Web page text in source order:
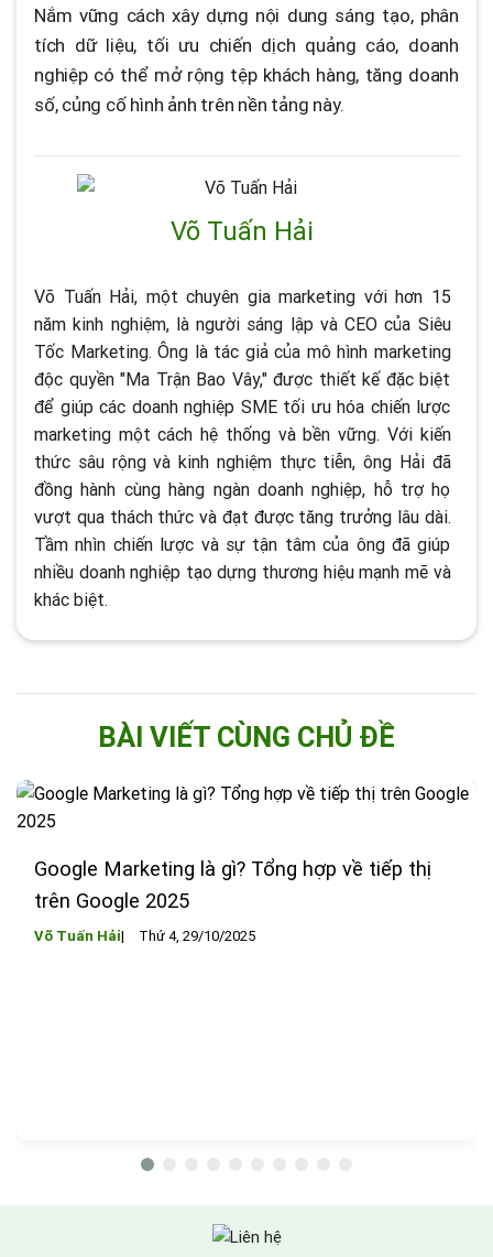
Nắm vững cách xây dựng nội dung sáng tạo, phân
tích dữ liệu, tối ưu chiến dịch quảng cáo, doanh
nghiệp có thể mở rộng tệp khách hàng, tăng doanh
số, củng cố hình ảnh trên nền tảng này.
Võ Tuấn Hải
Võ Tuấn Hải, một chuyên gia marketing với hơn 15
năm kinh nghiệm, là người sáng lập và CEO của Siêu
Tốc Marketing. Ông là tác giả của mô hình marketing
độc quyền "Ma Trận Bao Vây," được thiết kế đặc biệt
để giúp các doanh nghiệp SME tối ưu hóa chiến lược
marketing một cách hệ thống và bền vững. Với kiến
thức sâu rộng và kinh nghiệm thực tiễn, ông Hải đã
đồng hành cùng hàng ngàn doanh nghiệp, hỗ trợ họ
vượt qua thách thức và đạt được tăng trưởng lâu dài.
Tầm nhìn chiến lược và sự tận tâm của ông đã giúp
nhiều doanh nghiệp tạo dựng thương hiệu mạnh mẽ và
khác biệt​.
BÀI VIẾT CÙNG CHỦ ĐỀ
Google Marketing là gì? Tổng hợp về tiếp thị
trên Google 2025
Võ Tuấn Hải Thứ 4, 29/10/2025